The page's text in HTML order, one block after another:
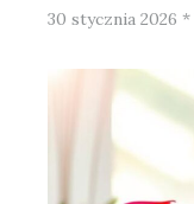
30 stycznia 2026 *